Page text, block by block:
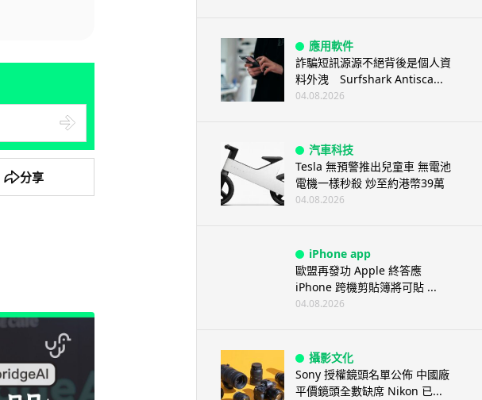
分享
應用軟件
詐騙短訊源源不絕背後是個人資
料外洩 Surfshark Antisca...
04.08.2026
汽車科技
Tesla 無預警推出兒童車 無電池
電機一樣秒殺 炒至約港幣39萬
04.08.2026
iPhone app
歐盟再發功 Apple 終答應
iPhone 跨機剪貼簿將可貼 ...
04.08.2026
攝影文化
Sony 授權鏡頭名單公佈 中國廠
平價鏡頭全數缺席 Nikon 已...